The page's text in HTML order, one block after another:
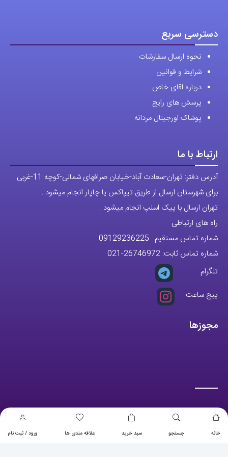
خانه جستجو سبد خرید علاقه مندی ها ورود / ثبت نام
شرایط و قوانین
درباره اقای خاص
پرسش های رایج
پوشاک اورجینال مردانه
ارتباط با ما
برای شهرستان ارسال از طریق تیپاکس یا چاپار انجام میشود .
تهران ارسال با پیک اسنپ انجام میشود .
راه های ارتباطی
شماره تماس مستقیم :
09129236225
شماره تماس ثابت:
26746972
تلگرام
پیج ساعت
مجوزها
تمام حقوق مادی و معنوی این وبسایت متعلق به فروشگاه آقای خاص می
باشد.